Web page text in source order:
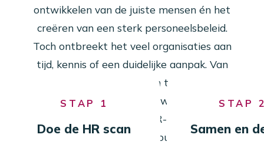
ontwikkelen van de juiste mensen én het
creëren van een sterk personeelsbeleid.
Toch ontbreekt het veel organisaties aan
tijd, kennis of een duidelijke aanpak. Van
verzuim en functioneren tot wet- en
regelgeving en talentontwikkeling: wij
helpen je met praktisch HR-advies en HR-
ondersteuning die past bij jouw organisatie.
STAP 1
Doe de HR scan
STAP
Samen en